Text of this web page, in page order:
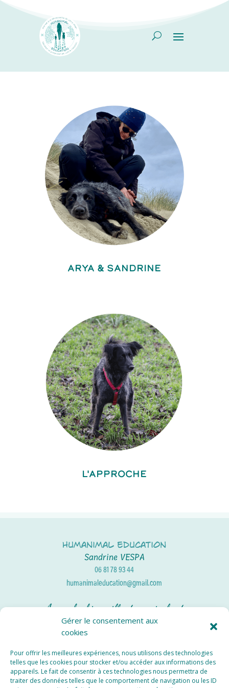
Gérer le consentement aux
cookies
Pour offrir les meilleures expériences, nous utilisons des technologies
telles que les cookies pour stocker et/ou accéder aux informations des
appareils. Le fait de consentir à ces technologies nous permettra de
traiter des données telles que le comportement de navigation ou les ID
ARYA & SANDRINE
L'APPROCHE
Humanimal Education
Sandrine VESPA
06 81 78 93 44
humanimaleducation@gmail.com
Approche bienveillante, amicale et
réconciliante
Educateur Canin Val d’Oise
Educateur Canin Yvelines